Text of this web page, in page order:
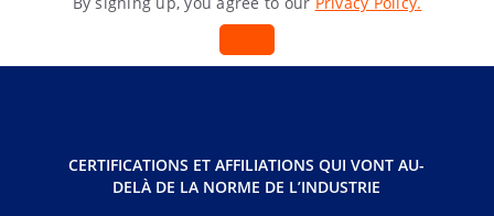
CERTIFICATIONS ET AFFILIATIONS QUI VONT AU-
DELÀ DE LA NORME DE L’INDUSTRIE